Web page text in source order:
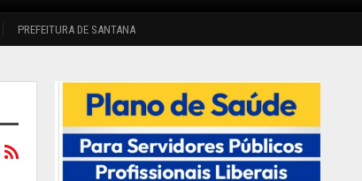
PREFEITURA DE SANTANA